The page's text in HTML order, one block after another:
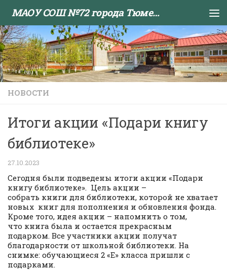
Skip to content МАОУ СОШ №72 города Тюмени
НОВОСТИ
Итоги акции «Подари книгу
библиотеке»
27.10.2023
Сегодня были подведены итоги акции «Подари
книгу библиотеке». Цель акции –
cобрать книги для библиотеки, которой не хватает
новых книг для пополнения и обновления фонда.
Кроме того, идея акции – напомнить о том,
что книга была и остается прекрасным
подарком. Все участники акции получат
благодарности от школьной библиотеки. На
снимке: обучающиеся 2 «Е» класса пришли с
подарками.